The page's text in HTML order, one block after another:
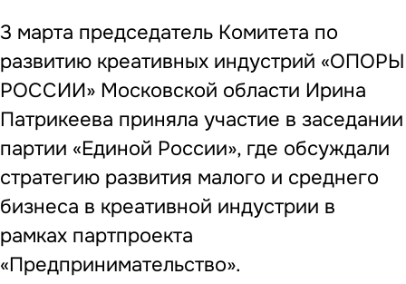
3 марта председатель Комитета по
развитию креативных индустрий «ОПОРЫ
РОССИИ» Московской области Ирина
Патрикеева приняла участие в заседании
партии «Единой России», где обсуждали
стратегию развития малого и среднего
бизнеса в креативной индустрии в
рамках партпроекта
«Предпринимательство».